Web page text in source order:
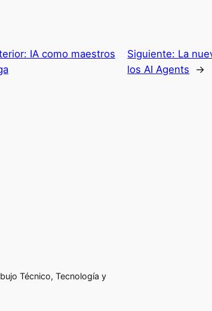
IA como maestros
Siguiente: La
los AI Agents
→
Técnico, Tecnología y